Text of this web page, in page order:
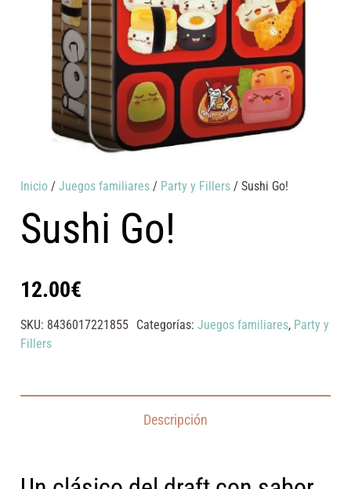
Inicio /Juegos familiares / Party y Fillers / Sushi Go!
Sushi Go!
12.00€
SKU: 8436017221855 Categorías: Juegos familiares, Party y
Fillers
Descripción